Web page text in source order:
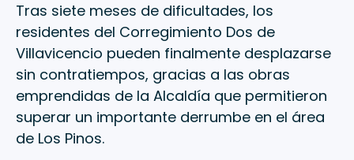
Tras siete meses de dificultades, los
residentes del Corregimiento Dos de
Villavicencio pueden finalmente desplazarse
sin contratiempos, gracias a las obras
emprendidas de la Alcaldía que permitieron
superar un importante derrumbe en el área
de Los Pinos.